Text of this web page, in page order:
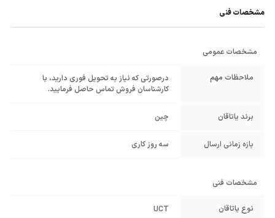
مشخصات فنی
مشخصات عمومی
ملاحظات مهم
درصورتی که نیاز به تحویل فوری دارید، با
کارشناسان فروش تماس حاصل فرمایید.
برند یاتاقان چین
بازه زمانی ارسال سه روز کاری
مشخصات فنی
نوع یاتاقان UCT